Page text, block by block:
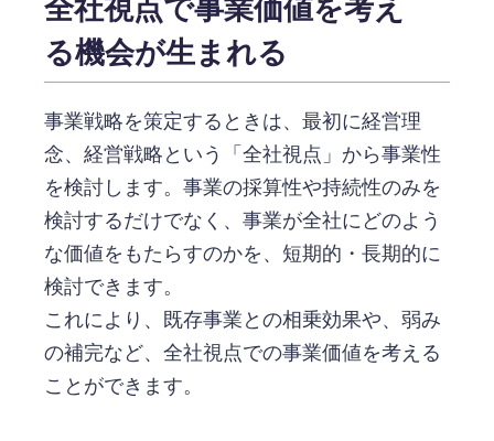
全社視点で事業価値を考え
る機会が生まれる
事業戦略を策定するときは、最初に経営理
念、経営戦略という「全社視点」から事業性
を検討します。事業の採算性や持続性のみを
検討するだけでなく、事業が全社にどのよう
な価値をもたらすのかを、短期的・長期的に
検討できます。
これにより、既存事業との相乗効果や、弱み
の補完など、全社視点での事業価値を考える
ことができます。